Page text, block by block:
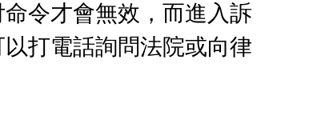
命令才會無效，而進入訴
打電話詢問法院或向律